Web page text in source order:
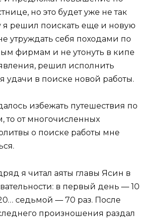
но это будет уже не так
я решил поискать еще и новую
утруждать себя походами по
фирмам и не утонуть в кипе
решил исполнить
удачи в поиске новой работы.
избежать путешествия по
то от многочисленных
о поиске работы мне
я читал аяты главы Ясин в
в первый день ― 10
седьмой ― 70 раз. После
произношения раздал